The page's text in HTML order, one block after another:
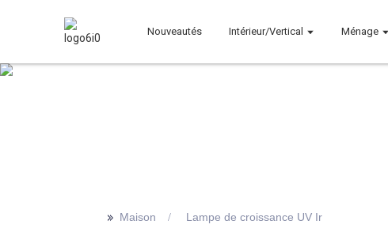
Nouveautés Intérieur/Vertical Ménage
>> Maison Lampe de croissance UV Ir